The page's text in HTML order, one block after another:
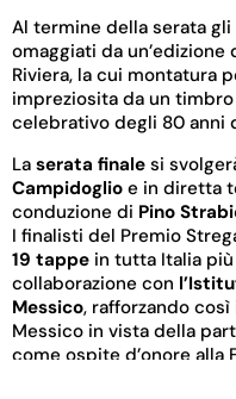
Al termine della serata
omaggiati da un’edizione
Riviera, la cui montatura
impreziosita da un
celebrativo degli 80 anni
La serata finale si
Campidoglio e in diretta
conduzione di Pino
I finalisti del Premio
19 tappe in tutta Italia più
collaborazione con
Messico, rafforzando
Messico in vista della
come ospite d’onore alla